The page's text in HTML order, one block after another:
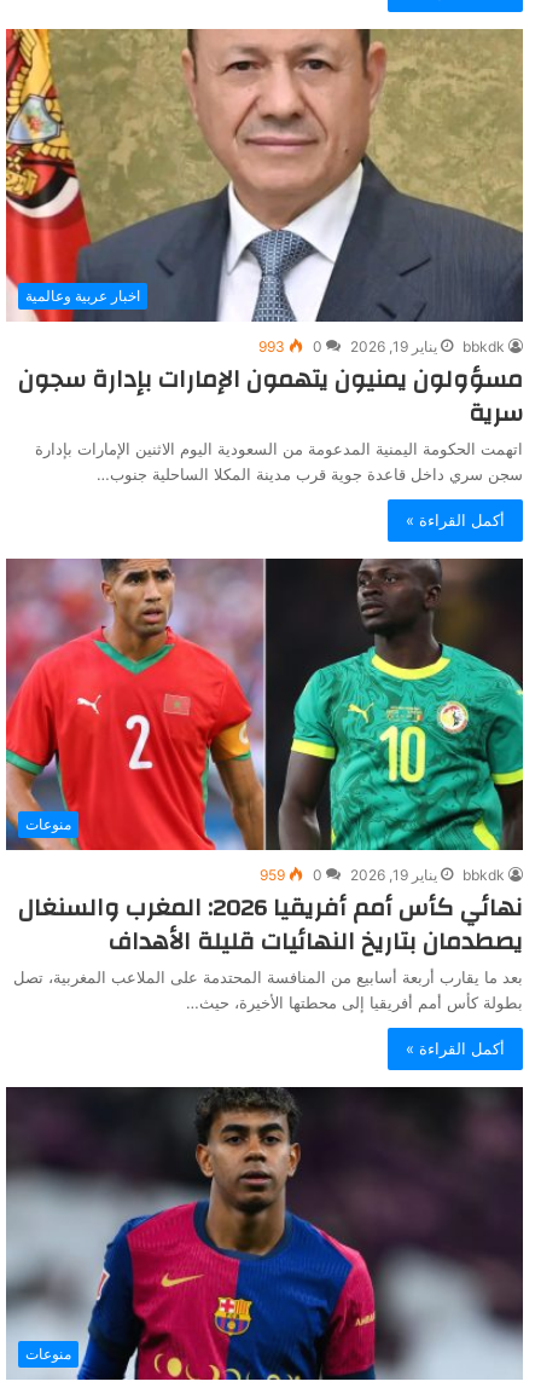
اخبار عربية وعالمية
bbkdk يناير 19, 2026 0
993
مسؤولون يمنيون يتهمون الإمارات بإدارة سجون
سرية
اتهمت الحكومة اليمنية المدعومة من السعودية اليوم الاثنين الإمارات بإدارة
سجن سري داخل قاعدة جوية قرب مدينة المكلا الساحلية جنوب…
أكمل القراءة »
منوعات
bbkdk يناير 19, 2026 0
959
نهائي كأس أمم أفريقيا 2026: المغرب والسنغال
يصطدمان بتاريخ النهائيات قليلة الأهداف
بعد ما يقارب أربعة أسابيع من المنافسة المحتدمة على الملاعب المغربية، تصل
بطولة كأس أمم أفريقيا إلى محطتها الأخيرة، حيث…
أكمل القراءة »
منوعات